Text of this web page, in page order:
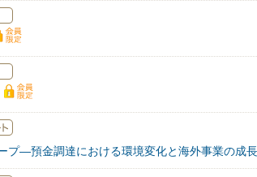
プ―預金調達における環境変化と海外事業の成